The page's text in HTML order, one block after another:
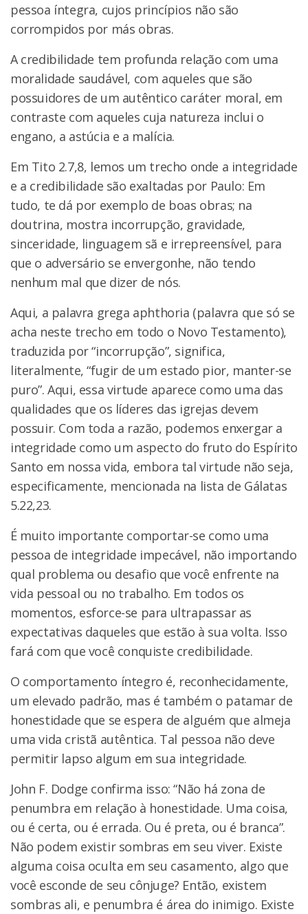
pessoa íntegra, cujos princípios não são
corrompidos por más obras.
A credibilidade tem profunda relação com uma
moralidade saudável, com aqueles que são
possuidores de um autêntico caráter moral, em
contraste com aqueles cuja natureza inclui o
engano, a astúcia e a malícia.
Em Tito 2.7,8, lemos um trecho onde a integridade
e a credibilidade são exaltadas por Paulo: Em
tudo, te dá por exemplo de boas obras; na
doutrina, mostra incorrupção, gravidade,
sinceridade, linguagem sã e irrepreensível, para
que o adversário se envergonhe, não tendo
nenhum mal que dizer de nós.
Aqui, a palavra grega aphthoria (palavra que só se
acha neste trecho em todo o Novo Testamento),
traduzida por “incorrupção”, significa,
literalmente, “fugir de um estado pior, manter-se
puro”. Aqui, essa virtude aparece como uma das
qualidades que os líderes das igrejas devem
possuir. Com toda a razão, podemos enxergar a
integridade como um aspecto do fruto do Espírito
Santo em nossa vida, embora tal virtude não seja,
especificamente, mencionada na lista de Gálatas
5.22,23.
É muito importante comportar-se como uma
pessoa de integridade impecável, não importando
qual problema ou desafio que você enfrente na
vida pessoal ou no trabalho. Em todos os
momentos, esforce-se para ultrapassar as
expectativas daqueles que estão à sua volta. Isso
fará com que você conquiste credibilidade.
O comportamento íntegro é, reconhecidamente,
um elevado padrão, mas é também o patamar de
honestidade que se espera de alguém que almeja
uma vida cristã autêntica. Tal pessoa não deve
permitir lapso algum em sua integridade.
John F. Dodge confirma isso: “Não há zona de
penumbra em relação à honestidade. Uma coisa,
ou é certa, ou é errada. Ou é preta, ou é branca”.
Não podem existir sombras em seu viver. Existe
alguma coisa oculta em seu casamento, algo que
você esconde de seu cônjuge? Então, existem
sombras ali, e penumbra é área do inimigo. Existe